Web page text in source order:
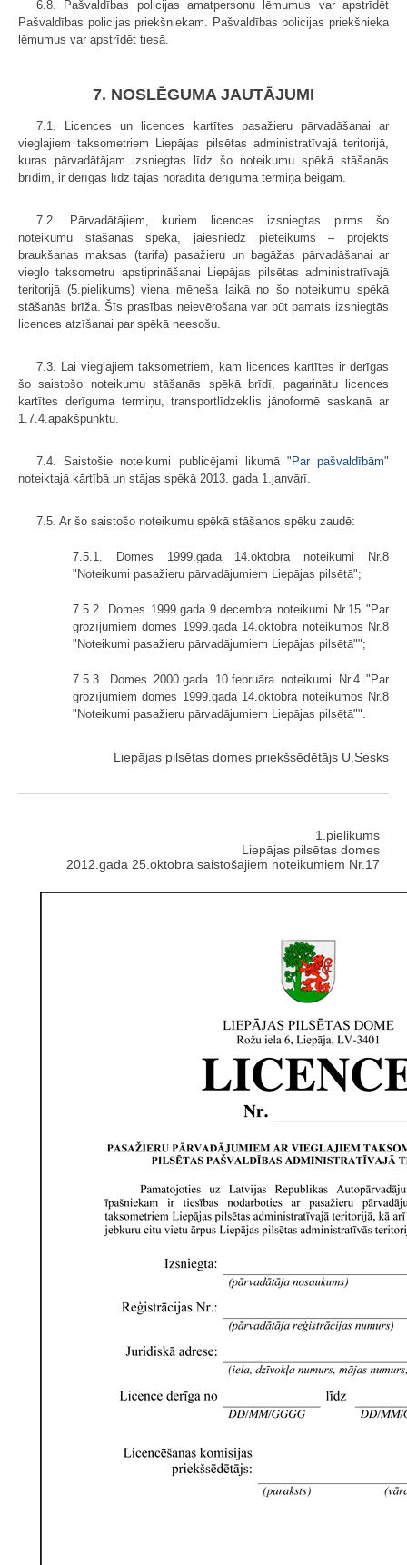
6.8. Pašvaldības policijas amatpersonu lēmumus var apstrīdēt
Pašvaldības policijas priekšniekam. Pašvaldības policijas priekšnieka
lēmumus var apstrīdēt tiesā.
7. NOSLĒGUMA JAUTĀJUMI
7.1. Licences un licences kartītes pasažieru pārvadāšanai ar
vieglajiem taksometriem Liepājas pilsētas administratīvajā teritorijā,
kuras pārvadātājam izsniegtas līdz šo noteikumu spēkā stāšanās
brīdim, ir derīgas līdz tajās norādītā derīguma termiņa beigām.
7.2. Pārvadātājiem, kuriem licences izsniegtas pirms šo
noteikumu stāšanās spēkā, jāiesniedz pieteikums – projekts
braukšanas maksas (tarifa) pasažieru un bagāžas pārvadāšanai ar
vieglo taksometru apstiprināšanai Liepājas pilsētas administratīvajā
teritorijā (5.pielikums) viena mēneša laikā no šo noteikumu spēkā
stāšanās brīža. Šīs prasības neievērošana var būt pamats izsniegtās
licences atzīšanai par spēkā neesošu.
7.3. Lai vieglajiem taksometriem, kam licences kartītes ir derīgas
šo saistošo noteikumu stāšanās spēkā brīdī, pagarinātu licences
kartītes derīguma termiņu, transportlīdzeklis jānoformē saskaņā ar
1.7.4.apakšpunktu.
7.4. Saistošie noteikumi publicējami likumā "Par pašvaldībām"
noteiktajā kārtībā un stājas spēkā 2013. gada 1.janvārī.
7.5. Ar šo saistošo noteikumu spēkā stāšanos spēku zaudē:
7.5.1. Domes 1999.gada 14.oktobra noteikumi Nr.8
"Noteikumi pasažieru pārvadājumiem Liepājas pilsētā";
7.5.2. Domes 1999.gada 9.decembra noteikumi Nr.15 "Par
grozījumiem domes 1999.gada 14.oktobra noteikumos Nr.8
"Noteikumi pasažieru pārvadājumiem Liepājas pilsētā"";
7.5.3. Domes 2000.gada 10.februāra noteikumi Nr.4 "Par
grozījumiem domes 1999.gada 14.oktobra noteikumos Nr.8
"Noteikumi pasažieru pārvadājumiem Liepājas pilsētā"".
Liepājas pilsētas domes priekšsēdētājs U.Sesks
1.pielikums
Liepājas pilsētas domes
2012.gada 25.oktobra saistošajiem noteikumiem Nr.17